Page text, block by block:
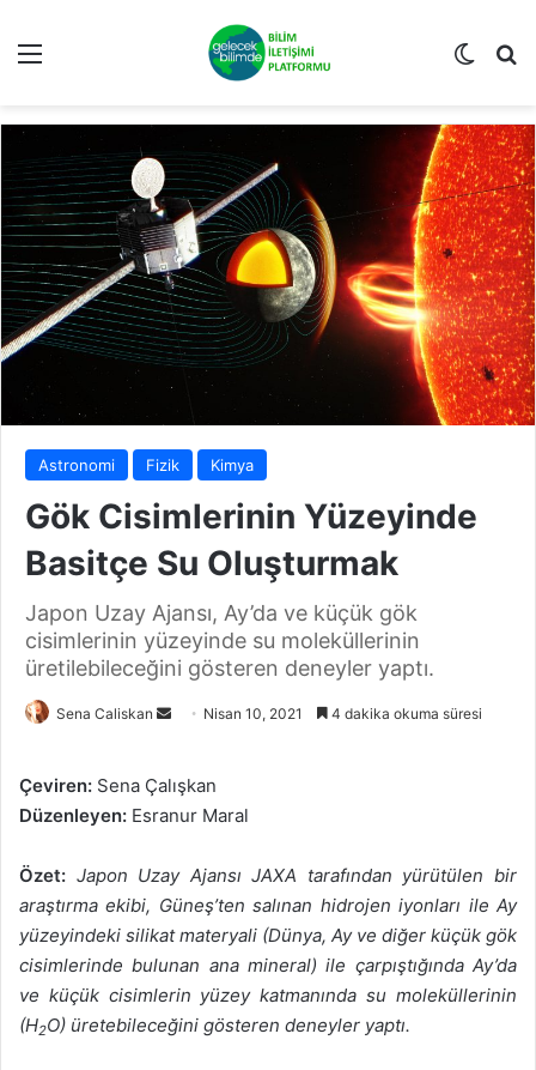
Menü Dış
Astronomi Fizik Kimya
Gök Cisimlerinin Yüzeyinde
Basitçe Su Oluşturmak
Japon Uzay Ajansı, Ay’da ve küçük gök
cisimlerinin yüzeyinde su moleküllerinin
üretilebileceğini gösteren deneyler yaptı.
Sena Caliskan
Bir
göndermek
Nisan 10, 2021 4 dakika okuma süresi
Çeviren: Sena Çalışkan
Düzenleyen: Esranur Maral
Özet: Japon Uzay Ajansı JAXA tarafından yürütülen bir
araştırma ekibi, Güneş’ten salınan hidrojen iyonları ile Ay
yüzeyindeki silikat materyali (Dünya, Ay ve diğer küçük gök
cisimlerinde bulunan ana mineral) ile çarpıştığında Ay’da
ve küçük cisimlerin yüzey katmanında su moleküllerinin
(H2O) üretebileceğini gösteren deneyler yaptı.